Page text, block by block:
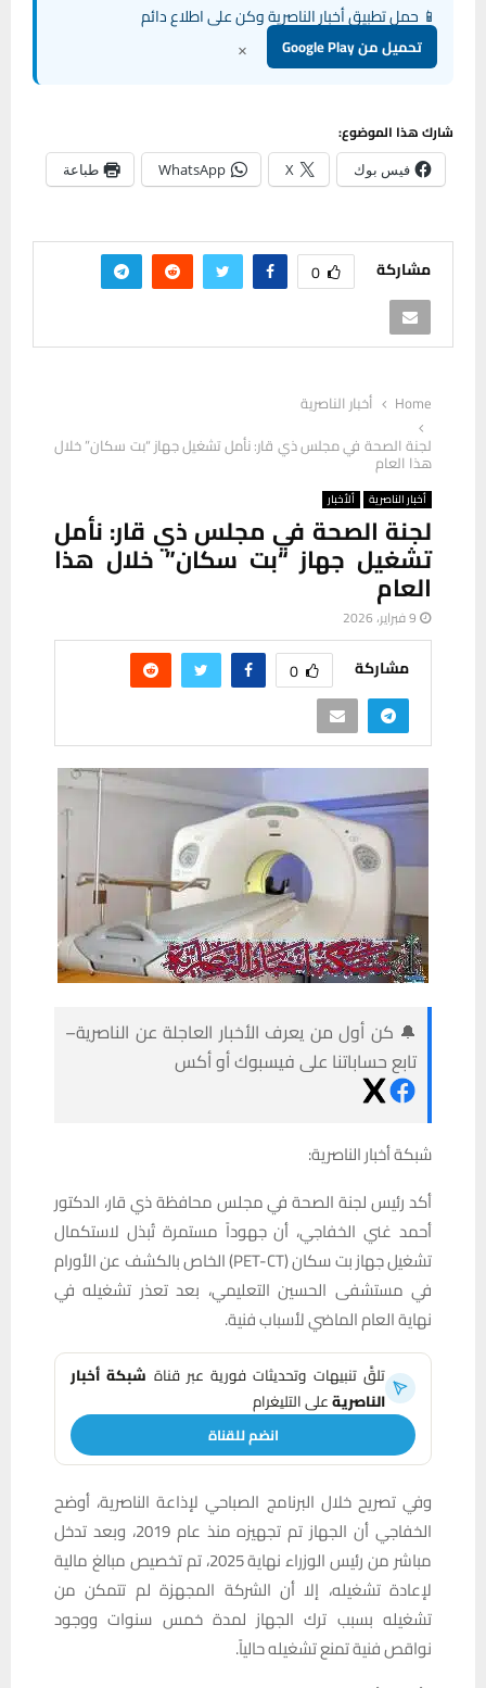
📱 حمل تطبيق أخبار الناصرية وكن على اطلاع دائم
تحميل من Google Play ×
شارك هذا الموضوع:
فيس بوك X
WhatsApp طباعة
مشاركة 0
Home
أخبار الناصرية
لجنة الصحة في مجلس ذي قار: نأمل تشغيل جهاز “بت سكان” خلال
هذا العام
أخبار الناصرية ألأخبار
لجنة الصحة في مجلس ذي قار: نأمل
تشغيل جهاز “بت سكان” خلال هذا
العام
9 فبراير، 2026
مشاركة 0
🔔 كن أول من يعرف الأخبار العاجلة عن الناصرية–
تابع حساباتنا على فيسبوك أو أكس
شبكة أخبار الناصرية:
أكد رئيس لجنة الصحة في مجلس محافظة ذي قار، الدكتور
أحمد غني الخفاجي، أن جهوداً مستمرة تُبذل لاستكمال
تشغيل جهاز بت سكان (PET-CT) الخاص بالكشف عن الأورام
في مستشفى الحسين التعليمي، بعد تعذر تشغيله في
نهاية العام الماضي لأسباب فنية.
تلقَّ تنبيهات وتحديثات فورية عبر قناة شبكة أخبار
الناصريةعلى التليغرام
انضم للقناة
وفي تصريح خلال البرنامج الصباحي لإذاعة الناصرية، أوضح
الخفاجي أن الجهاز تم تجهيزه منذ عام 2019، وبعد تدخل
مباشر من رئيس الوزراء نهاية 2025، تم تخصيص مبالغ مالية
لإعادة تشغيله، إلا أن الشركة المجهزة لم تتمكن من
تشغيله بسبب ترك الجهاز لمدة خمس سنوات ووجود
نواقص فنية تمنع تشغيله حالياً.